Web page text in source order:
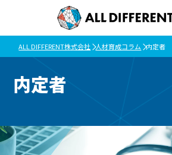
ALL DIFFERENT株式会社 人材育成コラム 内定者
内定者